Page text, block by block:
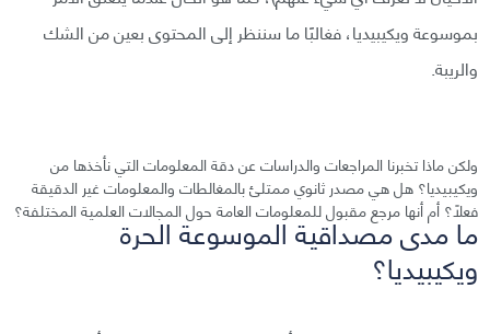
بموسوعة ويكيبيديا، فغالبًا ما سننظر إلى المحتوى بعين من الشك
والريبة.
ولكن ماذا تخبرنا المراجعات والدراسات عن دقة المعلومات التي نأخذها من
ويكيبيديا؟ هل هي مصدر ثانوي ممتلئ بالمغالطات والمعلومات غير الدقيقة
فعلًا؟ أم أنها مرجع مقبول للمعلومات العامة حول المجالات العلمية المختلفة؟
ما مدى مصداقية الموسوعة الحرة
ويكيبيديا؟